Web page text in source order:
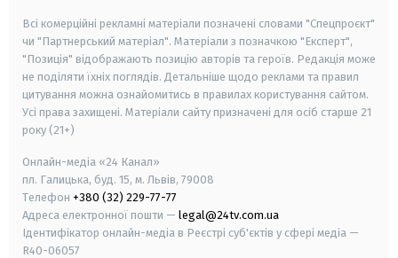
Всі комерційні рекламні матеріали позначені словами "Спецпроєкт"
чи "Партнерський матеріал". Матеріали з позначкою "Експерт",
"Позиція" відображають позицію авторів та героїв. Редакція може
не поділяти їхніх поглядів. Детальніше щодо реклами та правил
цитування можна ознайомитись в правилах користування сайтом.
Усі права захищені. Матеріали сайту призначені для осіб старше 21
року (21+)
Онлайн-медіа «24 Канал»
пл. Галицька, буд. 15, м. Львів, 79008
Телефон +380 (32) 229-77-77
Адреса електронної пошти — legal@24tv.com.ua
Ідентифікатор онлайн-медіа в Реєстрі суб'єктів у сфері медіа —
R40-06057